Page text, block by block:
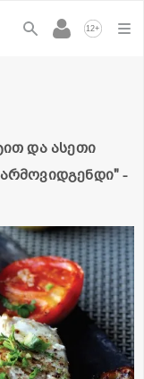
12+
და ასეთი
-